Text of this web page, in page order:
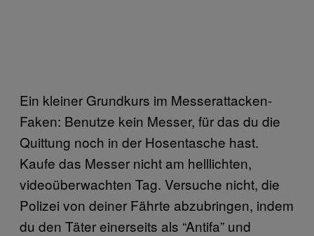
Ein kleiner Grundkurs im Messerattacken-
Faken: Benutze kein Messer, für das du die
Quittung noch in der Hosentasche hast.
Kaufe das Messer nicht am helllichten,
videoüberwachten Tag. Versuche nicht, die
Polizei von deiner Fährte abzubringen, indem
du den Täter einerseits als “Antifa” und